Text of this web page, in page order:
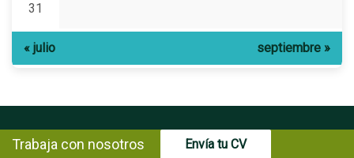
31
« julio septiembre »
Trabaja con nosotros Envía tu CV